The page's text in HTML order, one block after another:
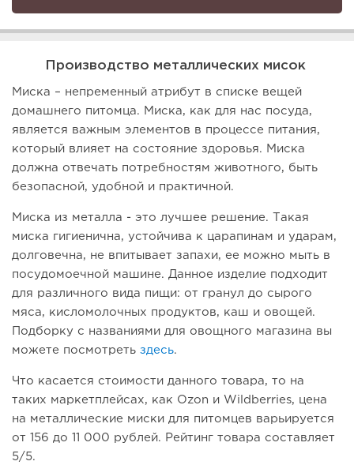
Производство металлических мисок
Миска – непременный атрибут в списке вещей
домашнего питомца. Миска, как для нас посуда,
является важным элементов в процессе питания,
который влияет на состояние здоровья. Миска
должна отвечать потребностям животного, быть
безопасной, удобной и практичной.
Миска из металла - это лучшее решение. Такая
миска гигиенична, устойчива к царапинам и ударам,
долговечна, не впитывает запахи, ее можно мыть в
посудомоечной машине. Данное изделие подходит
для различного вида пищи: от гранул до сырого
мяса, кисломолочных продуктов, каш и овощей.
Подборку с названиями для овощного магазина вы
можете посмотреть здесь.
Что касается стоимости данного товара, то на
таких маркетплейсах, как Ozon и Wildberries, цена
на металлические миски для питомцев варьируется
от 156 до 11 000 рублей. Рейтинг товара составляет
5/5.